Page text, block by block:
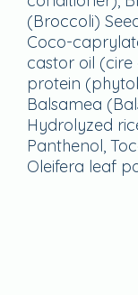
(Broccoli)
Coco-
castor oil
protein
Balsamea
Hydrolyzed
Panthenol,
Oleifera leaf